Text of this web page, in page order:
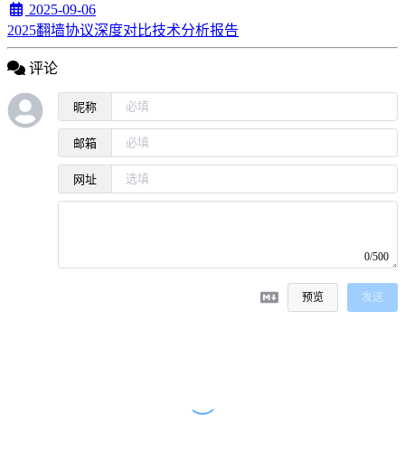
2025-09-06
2025翻墙协议深度对比技术分析报告
评论
昵称
邮箱
网址
0/500
预览 发送